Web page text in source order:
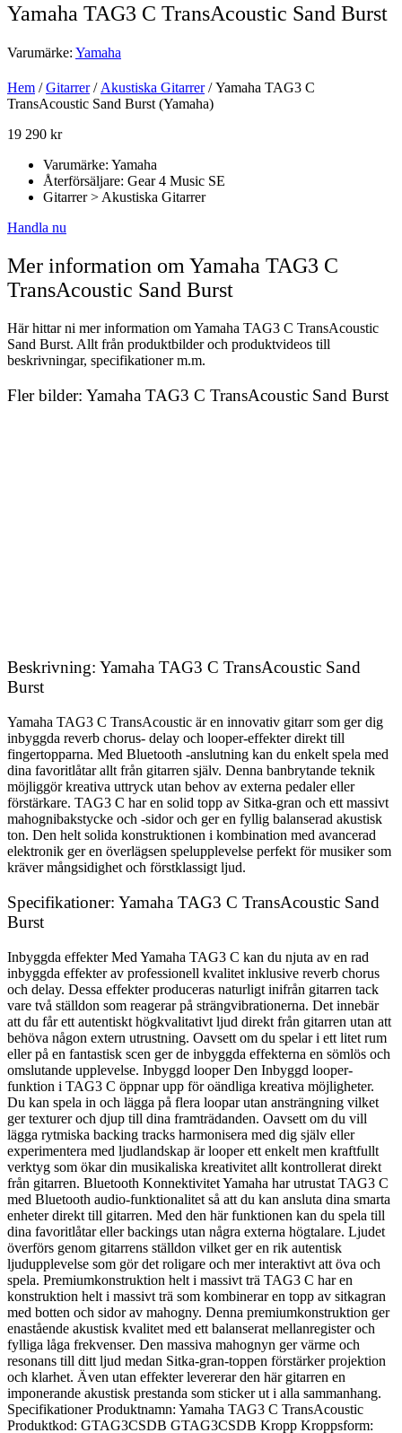
Yamaha TAG3 C TransAcoustic Sand Burst
Varumärke: Yamaha
Hem /Gitarrer/Akustiska Gitarrer/ Yamaha TAG3 C
TransAcoustic Sand Burst (Yamaha)
19 290 kr
Varumärke: Yamaha
Återförsäljare: Gear 4 Music SE
Gitarrer > Akustiska Gitarrer
Handla nu
Mer information om Yamaha TAG3 C
TransAcoustic Sand Burst
Här hittar ni mer information om Yamaha TAG3 C TransAcoustic
Sand Burst. Allt från produktbilder och produktvideos till
beskrivningar, specifikationer m.m.
Fler bilder: Yamaha TAG3 C TransAcoustic Sand Burst
Beskrivning: Yamaha TAG3 C TransAcoustic Sand
Burst
Yamaha TAG3 C TransAcoustic är en innovativ gitarr som ger dig
inbyggda reverb chorus- delay och looper-effekter direkt till
fingertopparna. Med Bluetooth -anslutning kan du enkelt spela med
dina favoritlåtar allt från gitarren själv. Denna banbrytande teknik
möjliggör kreativa uttryck utan behov av externa pedaler eller
förstärkare. TAG3 C har en solid topp av Sitka-gran och ett massivt
mahognibakstycke och -sidor och ger en fyllig balanserad akustisk
ton. Den helt solida konstruktionen i kombination med avancerad
elektronik ger en överlägsen spelupplevelse perfekt för musiker som
kräver mångsidighet och förstklassigt ljud.
Specifikationer: Yamaha TAG3 C TransAcoustic Sand
Burst
Inbyggda effekter Med Yamaha TAG3 C kan du njuta av en rad
inbyggda effekter av professionell kvalitet inklusive reverb chorus
och delay. Dessa effekter produceras naturligt inifrån gitarren tack
vare två ställdon som reagerar på strängvibrationerna. Det innebär
att du får ett autentiskt högkvalitativt ljud direkt från gitarren utan att
behöva någon extern utrustning. Oavsett om du spelar i ett litet rum
eller på en fantastisk scen ger de inbyggda effekterna en sömlös och
omslutande upplevelse. Inbyggd looper Den Inbyggd looper-
funktion i TAG3 C öppnar upp för oändliga kreativa möjligheter.
Du kan spela in och lägga på flera loopar utan ansträngning vilket
ger texturer och djup till dina framträdanden. Oavsett om du vill
lägga rytmiska backing tracks harmonisera med dig själv eller
experimentera med ljudlandskap är looper ett enkelt men kraftfullt
verktyg som ökar din musikaliska kreativitet allt kontrollerat direkt
från gitarren. Bluetooth Konnektivitet Yamaha har utrustat TAG3 C
med Bluetooth audio-funktionalitet så att du kan ansluta dina smarta
enheter direkt till gitarren. Med den här funktionen kan du spela till
dina favoritlåtar eller backings utan några externa högtalare. Ljudet
överförs genom gitarrens ställdon vilket ger en rik autentisk
ljudupplevelse som gör det roligare och mer interaktivt att öva och
spela. Premiumkonstruktion helt i massivt trä TAG3 C har en
konstruktion helt i massivt trä som kombinerar en topp av sitkagran
med botten och sidor av mahogny. Denna premiumkonstruktion ger
enastående akustisk kvalitet med ett balanserat mellanregister och
fylliga låga frekvenser. Den massiva mahognyn ger värme och
resonans till ditt ljud medan Sitka-gran-toppen förstärker projektion
och klarhet. Även utan effekter levererar den här gitarren en
imponerande akustisk prestanda som sticker ut i alla sammanhang.
Specifikationer Produktnamn: Yamaha TAG3 C TransAcoustic
Produktkod: GTAG3CSDB GTAG3CSDB Kropp Kroppsform: